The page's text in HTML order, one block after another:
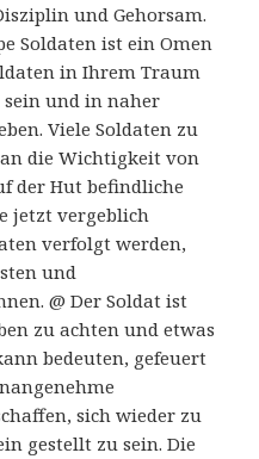
und Gehorsam.
Soldaten ist ein Omen
in Ihrem Traum
sein und in naher
Viele Soldaten zu
die Wichtigkeit von
der Hut befindliche
jetzt vergeblich
verfolgt werden,
und
@ Der Soldat ist
zu achten und etwas
bedeuten, gefeuert
sich wieder zu
gestellt zu sein. Die